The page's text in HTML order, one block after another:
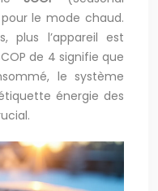
le mode chaud.
plus l’appareil est
de 4 signifie que
le système
énergie des